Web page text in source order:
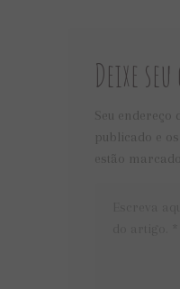
Deixe
Seu endereço
publicado e
estão